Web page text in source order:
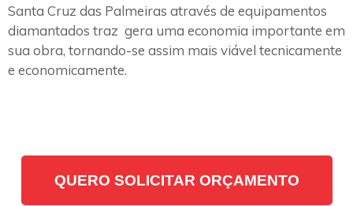
Santa Cruz das Palmeiras através de equipamentos
diamantados traz gera uma economia importante em
sua obra, tornando-se assim mais viável tecnicamente
e economicamente.
QUERO SOLICITAR ORÇAMENTO